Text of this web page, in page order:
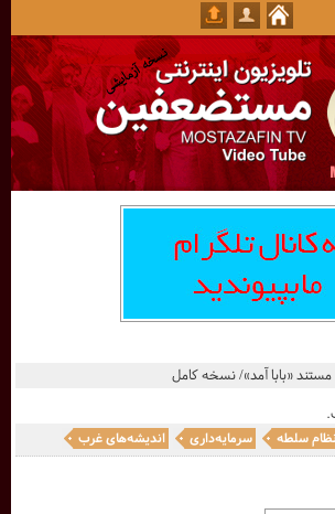
مستند «بابا آمد»/ نسخه کامل
سلطه سرمایه‌داری اندیشه‌های غرب